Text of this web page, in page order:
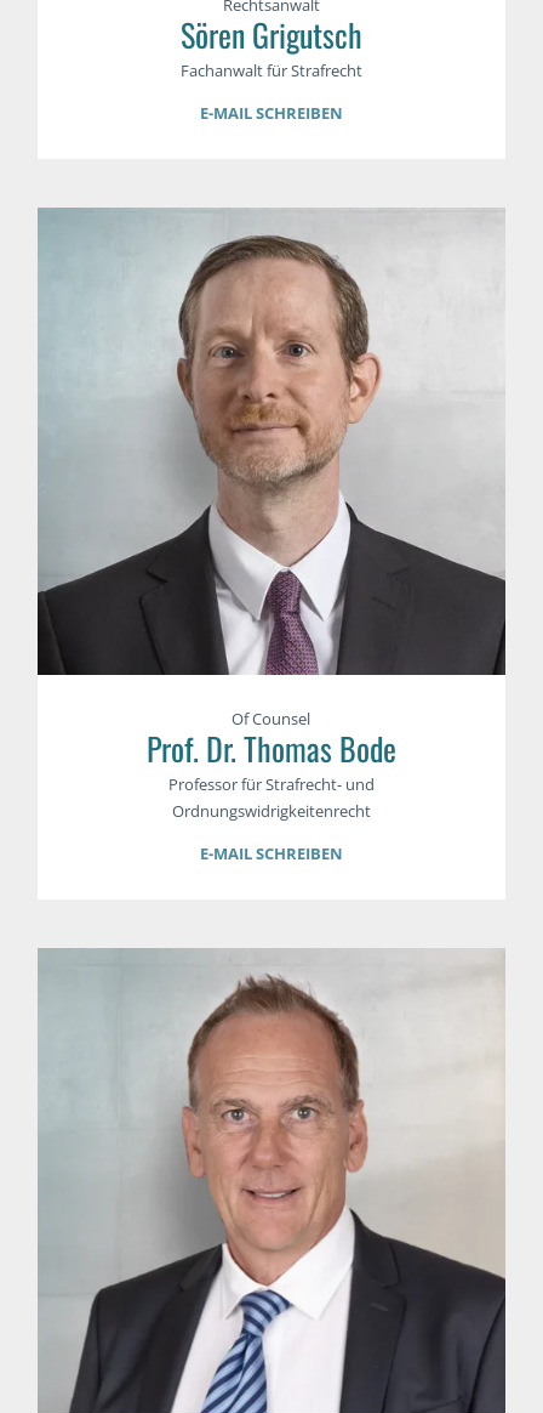
Rechtsanwalt
Sören Grigutsch
Fachanwalt für Strafrecht
E-MAIL SCHREIBEN
Of Counsel
Prof. Dr. Thomas Bode
Professor für Strafrecht- und
Ordnungswidrigkeitenrecht
E-MAIL SCHREIBEN